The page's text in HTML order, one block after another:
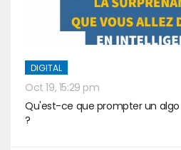
DIGITAL
Oct 19, 15:29 pm
Qu'est-ce que prompter un
?